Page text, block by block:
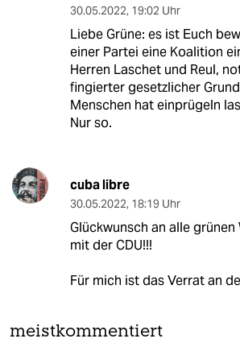
30.05.2022, 19:02 Uhr
Liebe Grüne: es ist Euch
einer Partei eine Koalition
Herren Laschet und Reul,
fingierter gesetzlicher
Menschen hat einprügeln
Nur so.
cuba libre
30.05.2022, 18:19 Uhr
Glückwunsch an alle grünen
mit der CDU!!!
Für mich ist das Verrat an
meistkommentiert